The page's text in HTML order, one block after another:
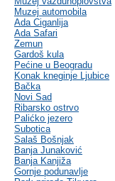
Muzej automobila
Ada Ciganlija
Ada Safari
Zemun
Gardoš kula
Pećine u Beogradu
Konak kneginje Ljubice
Bačka
Novi Sad
Ribarsko ostrvo
Palićko jezero
Subotica
Salaš Bošnjak
Banja Junaković
Banja Kanjiža
Gornje podunavlje